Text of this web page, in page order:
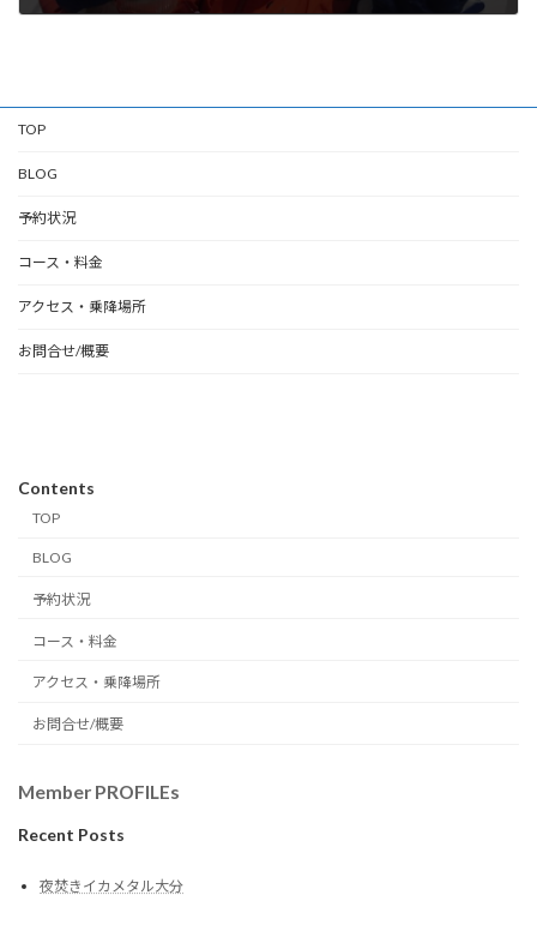
TOP
BLOG
予約状況
コース・料金
アクセス・乗降場所
お問合せ/概要
Contents
TOP
BLOG
予約状況
コース・料金
アクセス・乗降場所
お問合せ/概要
Member PROFILEs
Recent Posts
夜焚きイカメタル大分